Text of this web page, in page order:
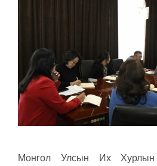
Монгол Улсын Их Хурлын